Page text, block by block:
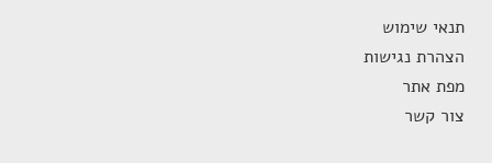
תנאי שימוש
הצהרת נגישות
מפת אתר
צור קשר